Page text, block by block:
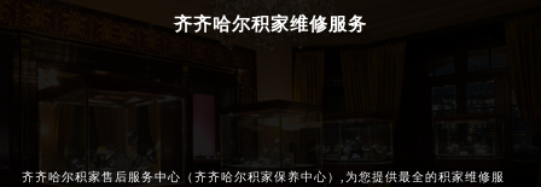
齐齐哈尔积家维修服务
齐齐哈尔积家售后服务中心（齐齐哈尔积家保养中心）,为您提供最全的积家维修服